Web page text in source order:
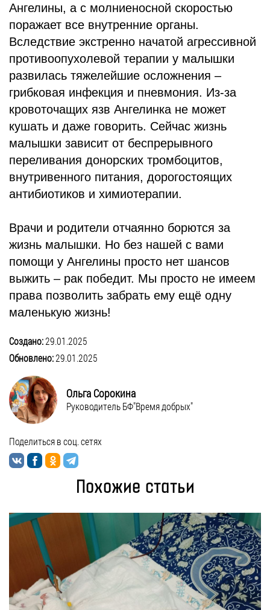
Ангелины, а с молниеносной скоростью
поражает все внутренние органы.
Вследствие экстренно начатой агрессивной
противоопухолевой терапии у малышки
развилась тяжелейшие осложнения –
грибковая инфекция и пневмония. Из-за
кровоточащих язв Ангелинка не может
кушать и даже говорить. Сейчас жизнь
малышки зависит от беспрерывного
переливания донорских тромбоцитов,
внутривенного питания, дорогостоящих
антибиотиков и химиотерапии.
Врачи и родители отчаянно борются за
жизнь малышки. Но без нашей с вами
помощи у Ангелины просто нет шансов
выжить – рак победит. Мы просто не имеем
права позволить забрать ему ещё одну
маленькую жизнь!
Создано:29.01.2025
Обновлено:29.01.2025
Ольга Сорокина
Руководитель БФ"Время добрых"
Поделиться в соц. сетях
Похожие статьи